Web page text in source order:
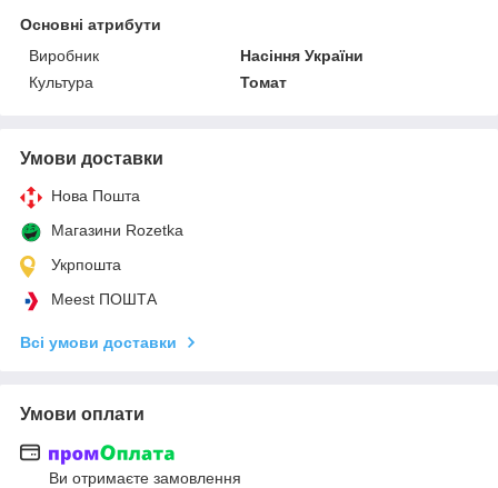
Основні атрибути
Виробник
Насіння України
Культура
Томат
Умови доставки
Нова Пошта
Магазини Rozetka
Укрпошта
Meest ПОШТА
Всі умови доставки
Умови оплати
Ви отримаєте замовлення